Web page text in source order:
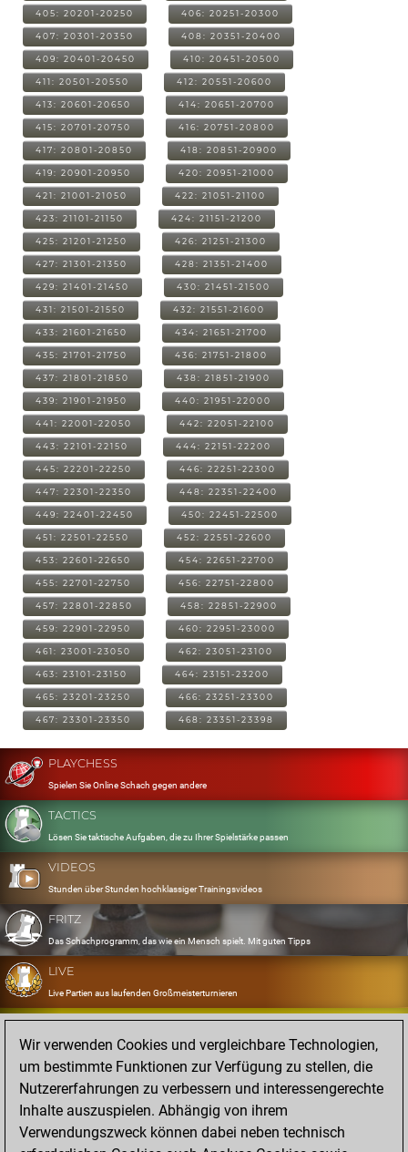
405: 20201-20250 406: 20251-20300
407: 20301-20350 408: 20351-20400
409: 20401-20450 410: 20451-20500
411: 20501-20550 412: 20551-20600
413: 20601-20650 414: 20651-20700
415: 20701-20750 416: 20751-20800
417: 20801-20850 418: 20851-20900
419: 20901-20950 420: 20951-21000
421: 21001-21050 422: 21051-21100
423: 21101-21150 424: 21151-21200
425: 21201-21250 426: 21251-21300
427: 21301-21350 428: 21351-21400
429: 21401-21450 430: 21451-21500
431: 21501-21550 432: 21551-21600
433: 21601-21650 434: 21651-21700
435: 21701-21750 436: 21751-21800
437: 21801-21850 438: 21851-21900
439: 21901-21950 440: 21951-22000
441: 22001-22050 442: 22051-22100
443: 22101-22150 444: 22151-22200
445: 22201-22250 446: 22251-22300
447: 22301-22350 448: 22351-22400
449: 22401-22450 450: 22451-22500
451: 22501-22550 452: 22551-22600
453: 22601-22650 454: 22651-22700
455: 22701-22750 456: 22751-22800
457: 22801-22850 458: 22851-22900
459: 22901-22950 460: 22951-23000
461: 23001-23050 462: 23051-23100
463: 23101-23150 464: 23151-23200
465: 23201-23250 466: 23251-23300
467: 23301-23350 468: 23351-23398
PLAYCHESS
Spielen Sie Online Schach gegen andere
TACTICS
Lösen Sie taktische Aufgaben, die zu Ihrer Spielstärke passen
VIDEOS
Stunden über Stunden hochklassiger Trainingsvideos
FRITZ
Das Schachprogramm, das wie ein Mensch spielt. Mit guten Tipps
LIVE
Live Partien aus laufenden Großmeisterturnieren
OPENINGS
Erfassen und Üben Sie Ihr Eröffnungsrepertoire
DATABASE
Acht Millionen starke Partien
MYGAMES
Speichern und analysieren Sie eigene Partien in der Cloud
Wir verwenden Cookies und vergleichbare Technologien,
um bestimmte Funktionen zur Verfügung zu stellen, die
Nutzererfahrungen zu verbessern und interessengerechte
Inhalte auszuspielen. Abhängig von ihrem
Verwendungszweck können dabei neben technisch